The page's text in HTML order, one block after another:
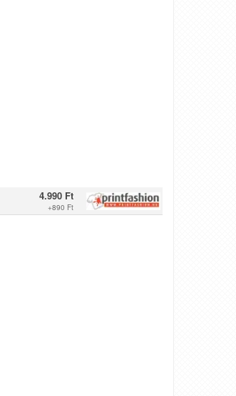
4.990 Ft
+890 Ft